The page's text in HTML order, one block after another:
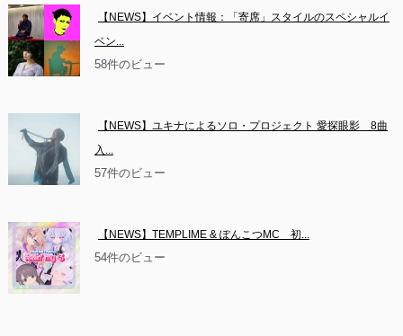
【NEWS】イベント情報：「寄席」スタイルのスペシャルイ
ベン...
58件のビュー
【NEWS】ユキナによるソロ・プロジェクト 愛探眼影　8曲
入...
57件のビュー
【NEWS】TEMPLIME & ぽんこつMC　初...
54件のビュー